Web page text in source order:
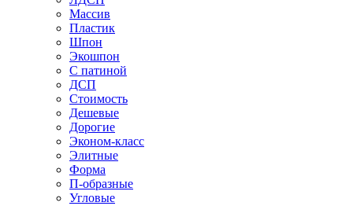
Массив
Пластик
Шпон
Экошпон
С патиной
ДСП
Стоимость
Дешевые
Дорогие
Эконом-класс
Элитные
Форма
П-образные
Угловые